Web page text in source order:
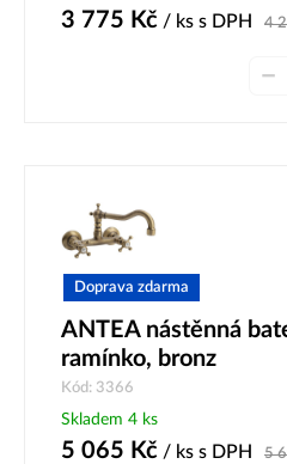
3 775 Kč / ks s DPH 4
–
Doprava zdarma
ANTEA nástěnná
ramínko, bronz
Kód: 3366
Skladem 4 ks
5 065 Kč / ks s DPH 5